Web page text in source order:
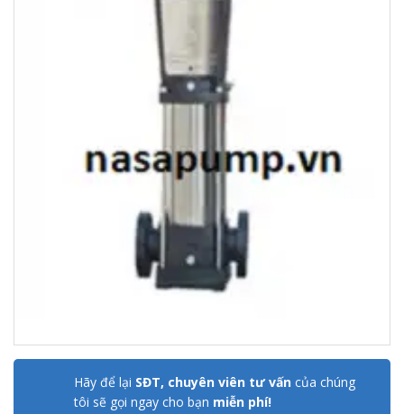
Hãy để lại SĐT, chuyên viên tư vấn của chúng
tôi sẽ gọi ngay cho bạn miễn phí!